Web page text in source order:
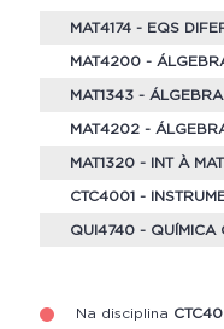
MAT4174 - EQS
MAT4200 -
MAT1343 -
MAT4202 -
MAT1320 - INT À
CTC4001 -
QUI4740 - QUÍMICA
Na disciplina